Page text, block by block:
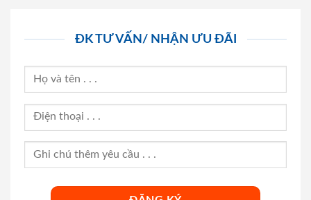
ĐK TƯ VẤN/ NHẬN ƯU ĐÃI